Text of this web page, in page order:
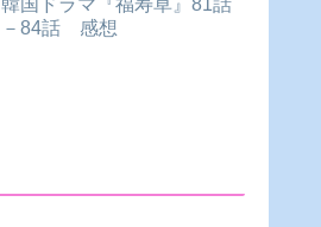
韓国ドラマ『福寿草』81話
－84話 感想